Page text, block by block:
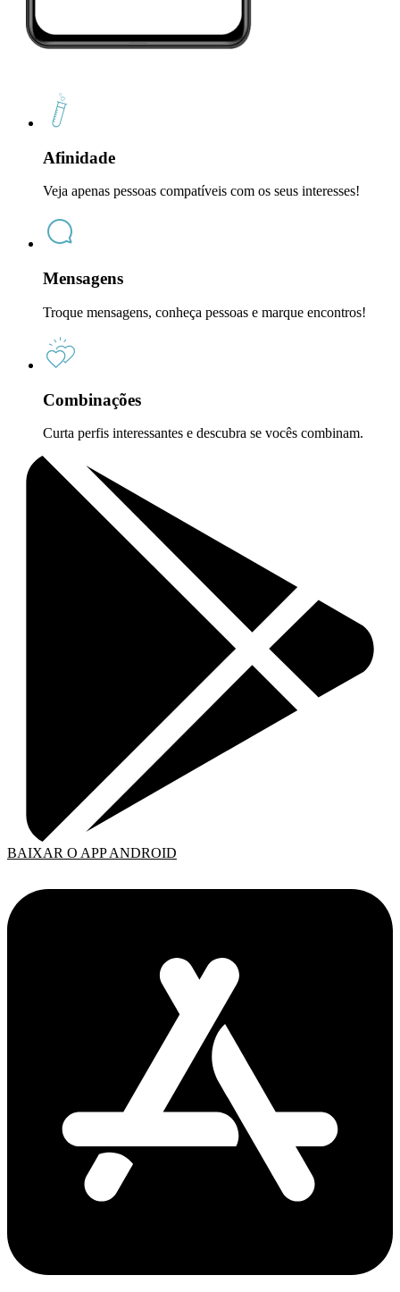
Afinidade
Veja apenas pessoas compatíveis com os seus interesses!
Mensagens
Troque mensagens, conheça pessoas e marque encontros!
Combinações
Curta perfis interessantes e descubra se vocês combinam.
BAIXAR O APP ANDROID